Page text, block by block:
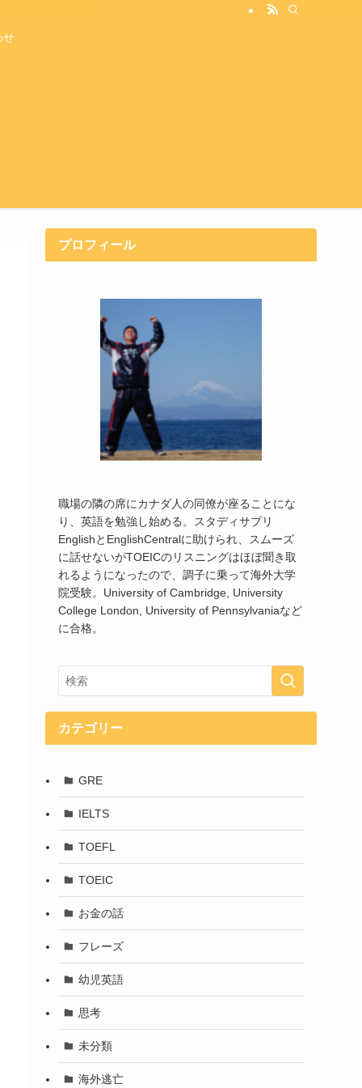
せ
プロフィール
職場の隣の席にカナダ人の同僚が座ることにな
り、英語を勉強し始める。スタディサプリ
EnglishとEnglishCentralに助けられ、スムーズ
に話せないがTOEICのリスニングはほぼ聞き取
れるようになったので、調子に乗って海外大学
院受験。University of Cambridge, University
College London, University of Pennsylvaniaなど
に合格。
カテゴリー
GRE
IELTS
TOEFL
TOEIC
お金の話
フレーズ
幼児英語
思考
未分類
海外逃亡